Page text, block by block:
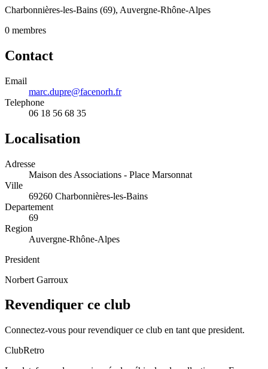
Charbonnières-les-Bains (69), Auvergne-Rhône-Alpes
0 membres
Contact
Email
marc.dupre@facenorh.fr
Telephone
06 18 56 68 35
Localisation
Adresse
Maison des Associations - Place Marsonnat
Ville
69260 Charbonnières-les-Bains
Departement
69
Region
Auvergne-Rhône-Alpes
President
Norbert Garroux
Revendiquer ce club
Connectez-vous pour revendiquer ce club en tant que president.
ClubRetro